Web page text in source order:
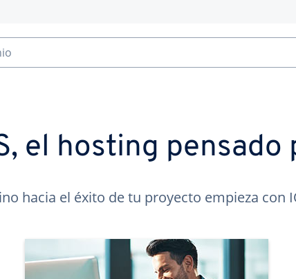
el hosting pensado
hacia el éxito de tu proyecto empieza con